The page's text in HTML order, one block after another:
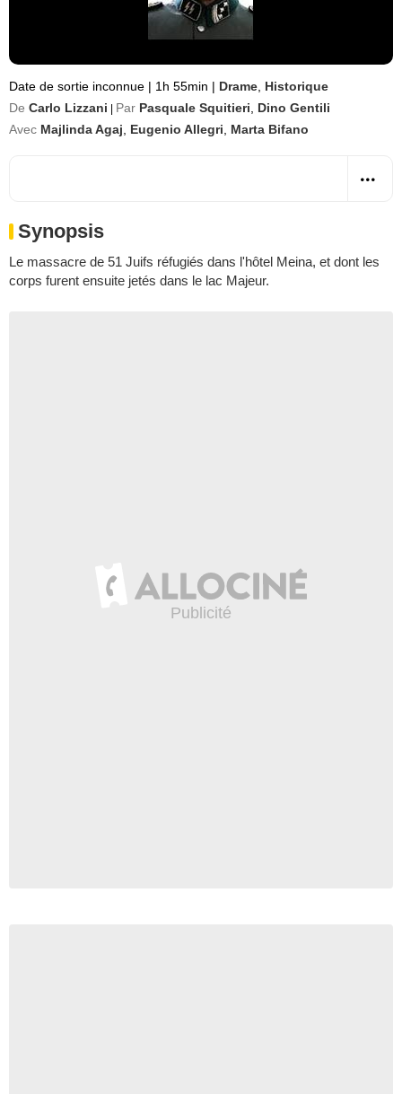
Date de sortie inconnue | 1h 55min | Drame Historique
De Carlo Lizzani Par Pasquale Squitieri
Dino Gentili
Avec Majlinda Agaj Eugenio Allegri Marta Bifano
Synopsis
Le massacre de 51 Juifs réfugiés dans l'hôtel Meina, et dont les
corps furent ensuite jetés dans le lac Majeur.